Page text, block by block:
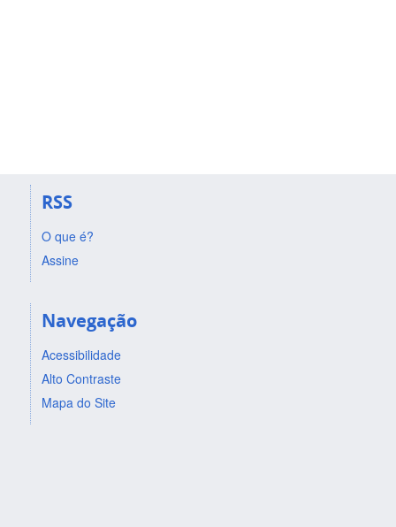
RSS
O que é?
Assine
Navegação
Acessibilidade
Alto Contraste
Mapa do Site